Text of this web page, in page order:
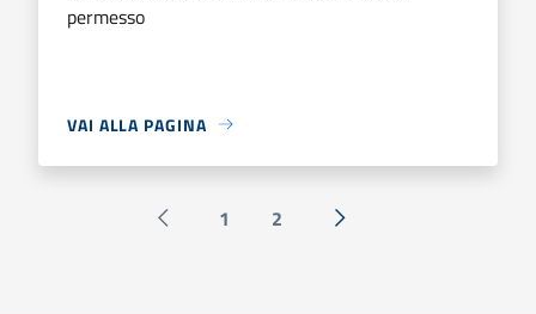
permesso
VAI ALLA PAGINA
Pagina precedente
1 2 Successiva »